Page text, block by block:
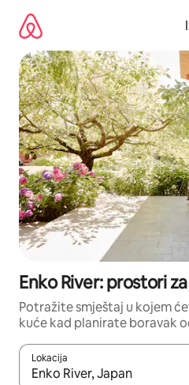
sadržaj
Enko River: prostori
Potražite smještaj u kojem
kuće kad planirate boravak
Lokacija
Kada budu dostupni rezultati,